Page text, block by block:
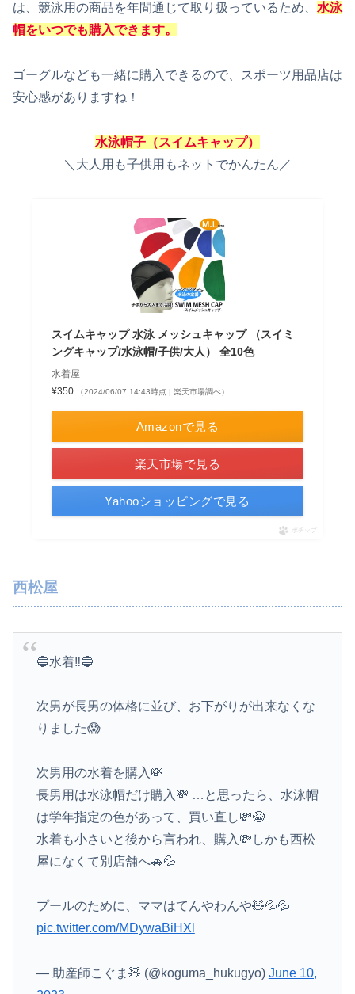
は、競泳用の商品を年間通じて取り扱っているため、 水泳
帽をいつでも購入できます。
ゴーグルなども一緒に購入できるので、スポーツ用品店は
安心感がありますね！
水泳帽子（スイムキャップ）
＼大人用も子供用もネットでかんたん／
スイムキャップ 水泳 メッシュキャップ （スイミ
ングキャップ/水泳帽/子供/大人） 全10色
水着屋
¥350
（2024/06/07 14:43時点 | 楽天市場調べ）
Amazonで見る
楽天市場で見る
Yahooショッピングで見る
ポチップ
西松屋
🔵水着‼️🔵
次男が長男の体格に並び、お下がりが出来なくな
りました😱
次男用の水着を購入💸
長男用は水泳帽だけ購入💸 …と思ったら、水泳帽
は学年指定の色があって、買い直し💸😭
水着も小さいと後から言われ、購入💸しかも西松
屋になくて別店舗へ🚗💦
プールのために、ママはてんやわんや🧸💦💦
pic.twitter.com/MDywaBiHXl
— 助産師こぐま🧸 (@koguma_hukugyo) June 10,